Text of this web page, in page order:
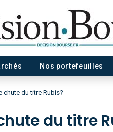
Nos portefeuilles
chute du titre Rubis?
du titre